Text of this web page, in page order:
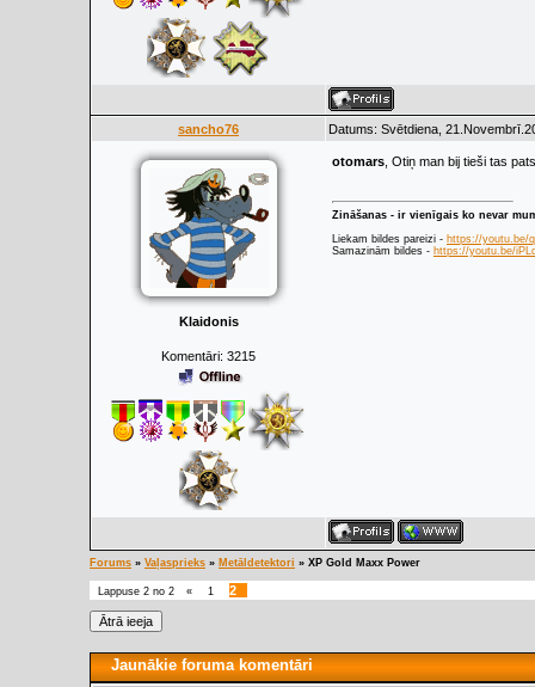
sancho76 Datums: Svētdiena,
Klaidonis
Komentāri: 3215
otomars , Otiņ man bij tieši tas
Zināšanas - ir vienīgais ko nevar
Liekam bildes pareizi - https://youtu.be/
Samazinām bildes - https://youtu.be/
Forums » Vaļasprieks » Metāldetektori » XP Gold Maxx Power
Lappuse 2 no 2 « 1 2
Jaunākie foruma komentāri